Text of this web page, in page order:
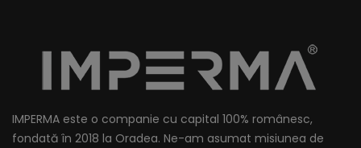
IMPERMA este o companie cu capital 100% românesc,
fondată în 2018 la Oradea. Ne-am asumat misiunea de